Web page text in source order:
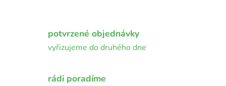
potvrzené objednávky
vyřizujeme do druhého dne
rádi poradíme